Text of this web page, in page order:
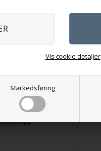
Markedsføring
Vis cookie detaljer
pindeetui